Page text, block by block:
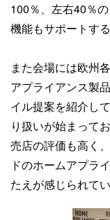
100％、左右40％
機能もサポートする
また会場には欧州
アプライアンス製
イル提案を紹介し
り扱いが始まって
売店の評価も高く
ドのホームアプラ
たえが感じられて